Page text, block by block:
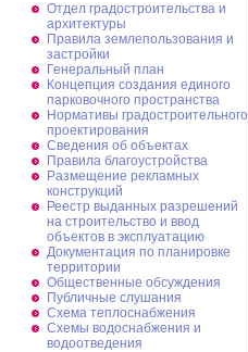
Отдел градостроительства и
архитектуры
Правила землепользования и
застройки
Генеральный план
Концепция создания единого
парковочного пространства
Нормативы градостроительного
проектирования
Сведения об объектах
Правила благоустройства
Размещение рекламных
конструкций
Реестр выданных разрешений
на строительство и ввод
объектов в эксплуатацию
Документация по планировке
территории
Общественные обсуждения
Публичные слушания
Схема теплоснабжения
Схемы водоснабжения и
водоотведения